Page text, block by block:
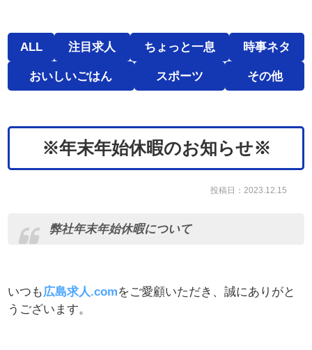
ALL 注目求人 ちょっと一息 時事ネタ
おいしいごはん スポーツ その他
※年末年始休暇のお知らせ※
投稿日：2023.12.15
弊社年末年始休暇について
いつも 広島求人.comをご愛顧いただき、誠にありがと
うございます。